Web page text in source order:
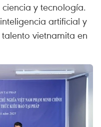
y tecnología.
artificial y
vietnamita en